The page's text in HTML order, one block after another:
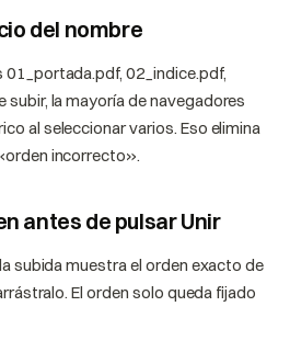
del nombre
02_indice.pdf,
la mayoría de navegadores
al seleccionar varios. Eso elimina
incorrecto».
antes de pulsar Unir
subida muestra el orden exacto de
El orden solo queda fijado